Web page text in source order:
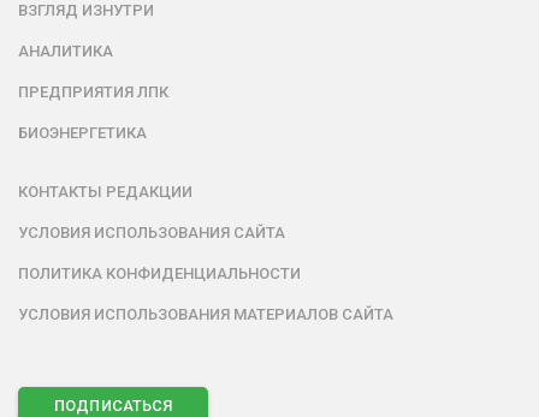
ВЗГЛЯД ИЗНУТРИ
АНАЛИТИКА
ПРЕДПРИЯТИЯ ЛПК
БИОЭНЕРГЕТИКА
КОНТАКТЫ РЕДАКЦИИ
УСЛОВИЯ ИСПОЛЬЗОВАНИЯ САЙТА
ПОЛИТИКА КОНФИДЕНЦИАЛЬНОСТИ
УСЛОВИЯ ИСПОЛЬЗОВАНИЯ МАТЕРИАЛОВ САЙТА
ПОДПИСАТЬСЯ